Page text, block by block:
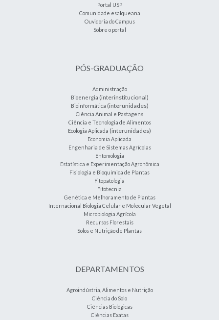
Portal USP
Comunidade esalqueana
Ouvidoria do Campus
Sobre o portal
PÓS-GRADUAÇÃO
Administração
Bioenergia (interinstitucional)
Bioinformática (interunidades)
Ciência Animal e Pastagens
Ciência e Tecnologia de Alimentos
Ecologia Aplicada (interunidades)
Economia Aplicada
Engenharia de Sistemas Agrícolas
Entomologia
Estatística e Experimentação Agronômica
Fisiologia e Bioquímica de Plantas
Fitopatologia
Fitotecnia
Genética e Melhoramento de Plantas
Internacional Biologia Celular e Molecular Vegetal
Microbiologia Agrícola
Recursos Florestais
Solos e Nutrição de Plantas
DEPARTAMENTOS
Agroindústria, Alimentos e Nutrição
Ciência do Solo
Ciências Biológicas
Ciências Exatas